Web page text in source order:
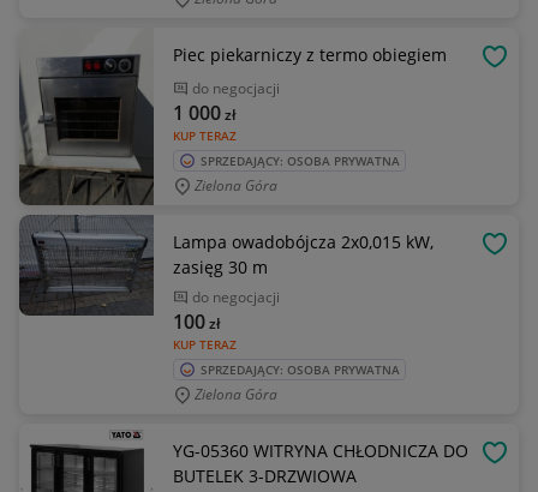
Piec piekarniczy z termo obiegiem
do negocjacji
KUP TERAZ
1 000zł
SPRZEDAJĄCY: OSOBA PRYWATNA
Zielona Góra
Lampa owadobójcza 2x0,015 kW,
zasięg 30 m
do negocjacji
KUP TERAZ
100zł
SPRZEDAJĄCY: OSOBA PRYWATNA
Zielona Góra
YG-05360 WITRYNA CHŁODNICZA DO
BUTELEK 3-DRZWIOWA